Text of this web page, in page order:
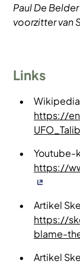
Paul De
voorzitter van
Links
Wikipedia
https://
Youtube-
https://
Artikel
https://
blame-
Artikel